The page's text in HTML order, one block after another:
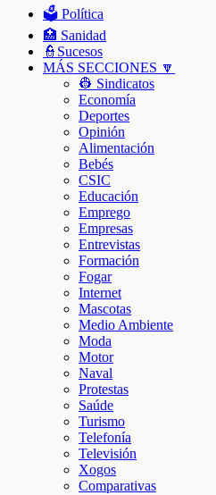
🗳️ Política
🏥 Sanidad
👮Sucesos
MÁS SECCIONES 🔽
👷 Sindicatos
Economía
Deportes
Opinión
Alimentación
Bebés
CSIC
Educación
Emprego
Empresas
Entrevistas
Formación
Fogar
Internet
Mascotas
Medio Ambiente
Moda
Motor
Naval
Protestas
Saúde
Turismo
Telefonía
Televisión
Xogos
Comparativas